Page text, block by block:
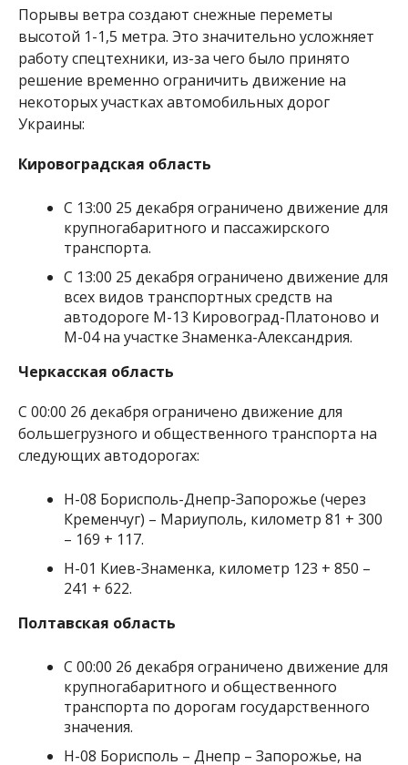
Порывы ветра создают снежные переметы
высотой 1-1,5 метра. Это значительно усложняет
работу спецтехники, из-за чего было принято
решение временно ограничить движение на
некоторых участках автомобильных дорог
Украины:
Кировоградская область
С 13:00 25 декабря ограничено движение для
крупногабаритного и пассажирского
транспорта.
С 13:00 25 декабря ограничено движение для
всех видов транспортных средств на
автодороге М-13 Кировоград-Платоново и
М-04 на участке Знаменка-Александрия.
Черкасская область
С 00:00 26 декабря ограничено движение для
большегрузного и общественного транспорта на
следующих автодорогах:
Н-08 Борисполь-Днепр-Запорожье (через
Кременчуг) – Мариуполь, километр 81 + 300
– 169 + 117.
Н-01 Киев-Знаменка, километр 123 + 850 –
241 + 622.
Полтавская область
С 00:00 26 декабря ограничено движение для
крупногабаритного и общественного
транспорта по дорогам государственного
значения.
Н-08 Борисполь – Днепр – Запорожье, на